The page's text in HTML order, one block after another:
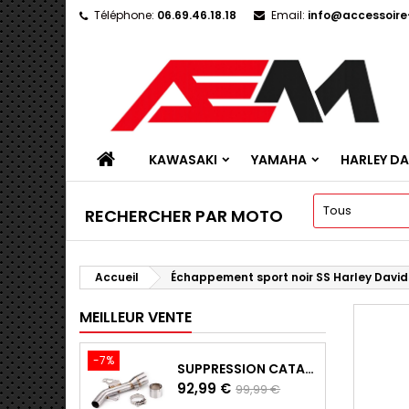
Téléphone: 06.69.46.18.18 Email:
KAWASAKI YAMAHA HARLEY
RECHERCHER PAR MOTO
Accueil Échappement sport noir SS Harley
MEILLEUR VENTE
-7% SUPPRESSION CATALYSEUR EN INOX POUR KAWASAKI Z900 A2, Z900E ET Z900 (2017 - 2024)
Prix
92,99 € Prix
99,99 €